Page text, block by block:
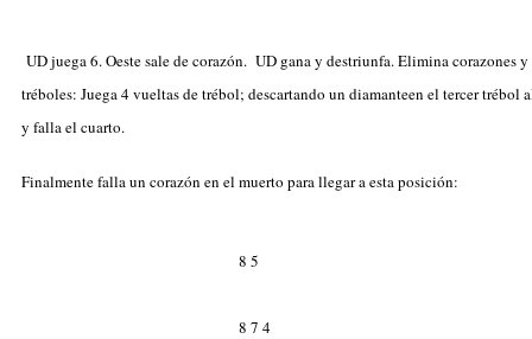
UD juega 6. Oeste sale de corazón. UD gana y destriunfa. Elimina corazones y
tréboles: Juega 4 vueltas de trébol; descartando un diamanteen el tercer trébol
y falla el cuarto.
Finalmente falla un corazón en el muerto para llegar a esta posición:
8 5
8 7 4